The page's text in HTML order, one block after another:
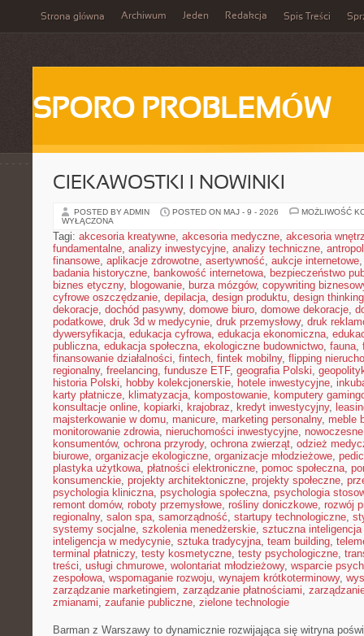
Strona główna Archiwum Jeden Redakcja Spis Treści
SPORO PROBLEMÓW
CIEKAWOSTKI I NOWINKI
POSTED BY ADMIN POSTED ON MAJ - 9 - 2026
MOŻLIWOŚĆ
WYŁĄCZONA
Tagi: akcesoria kreatywne, akcesoria medyczne, akcesoria
fundamentalne, analizy inwestycyjne, analizy techniczne,
finansowe, aplikacje zdrowotne, asertywność, aukcje internetowe
badania historyczne, bankowość internetowa, bezpieczeństwo
biznes etyczny, blogowanie, burza mózgów, copywriting
cyfrowe oszczędzanie, depilacja, design produktu, design thinking
dekoracje, dochód pasywny, domowe biuro, domowe dekoracje,
podatkowe, druk 3d w medycynie, druk przemysłowy, druk
dywersyfikacja, edukacja cyfrowa, edukacja ekonomiczna,
publiczna, edukacja społeczna, ekologiczne budownictwo, fauna,
finansowanie działalności, fintech, fintek mobilny, flipping
regionalny, freelancing, fundusze ETF, geografia Polski,
historia Polski, hobby kolekcjonerskie, hotele inwestycyjne,
karty płatnicze, klimatyzacja, kompostowanie, komputery
konsultacje online, kopiarki, krajobraz, kredyt inwestycyjny,
majsterkowanie w domu, manicure, marketing personalny, meble
monitorowanie zdrowia, nieruchomości inwestycyjne,
konsumentów, ochrona przyrody, ochrona zwierząt, odzież
biurowe, organizacje ekologiczne, organizacje młodzieżowe,
plastyka użytkowa, płatności elektroniczne, pomoc społeczna,
konsumenckie, projekty architektoniczne, projekty społeczne,
psychologia kliniczna, psychologia społeczna, psychologia
remont domów, roboty przemysłowe, rośliny doniczkowe, rozwój
regionalny, salon spa, samorządność, startupy technologiczne,
systemy socjalne, szkolenia menedżerskie, sztuczna
inteligencja w medycynie, sztuka tradycyjna, team building,
terminal płatniczy, testy kosmetyczne, testy psychologiczne,
treści, usługi chmurowe, wolontariat młodzieżowy, wsparcie
zespołowa, wspomaganie rozwoju, wynajem krótkoterminowy,
zarządzanie marketingiem, zarządzanie płatnościami,
zmianami, zaufanie publiczne, zielone technologie
Barman z Warszawy to dynamicznie rozwijająca się witryna